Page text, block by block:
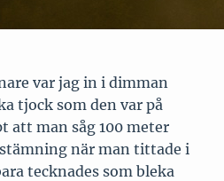
var jag in i dimman
tjock som den var på
att man såg 100 meter
när man tittade i
tecknades som bleka